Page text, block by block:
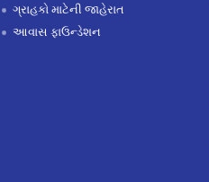
ગ્રાહકો માટેની જાહેરાત
આવાસ ફાઉન્ડેશન